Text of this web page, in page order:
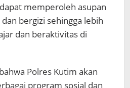
memperoleh asupan
bergizi sehingga lebih
dan beraktivitas di
Polres Kutim akan
program sosial dan